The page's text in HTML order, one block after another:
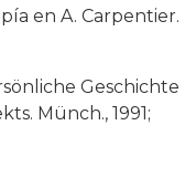
en A. Car­pentier.
Geschichte
Münch., 1991;